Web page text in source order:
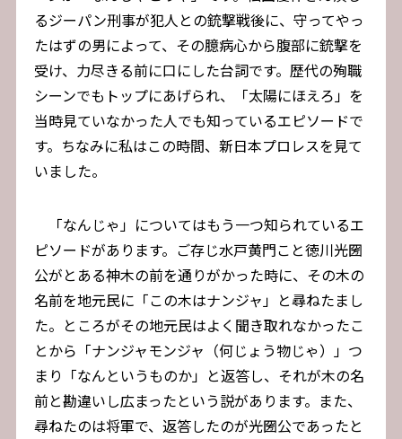
るジーパン刑事が犯人との銃撃戦後に、守ってやっ
たはずの男によって、その臆病心から腹部に銃撃を
受け、力尽きる前に口にした台詞です。歴代の殉職
シーンでもトップにあげられ、「太陽にほえろ」を
当時見ていなかった人でも知っているエピソードで
す。ちなみに私はこの時間、新日本プロレスを見て
いました。
「なんじゃ」についてはもう一つ知られているエ
ピソードがあります。ご存じ水戸黄門こと徳川光圀
公がとある神木の前を通りがかった時に、その木の
名前を地元民に「この木はナンジャ」と尋ねたまし
た。ところがその地元民はよく聞き取れなかったこ
とから「ナンジャモンジャ（何じょう物じゃ）」つ
まり「なんというものか」と返答し、それが木の名
前と勘違いし広まったという説があります。また、
尋ねたのは将軍で、返答したのが光圀公であったと